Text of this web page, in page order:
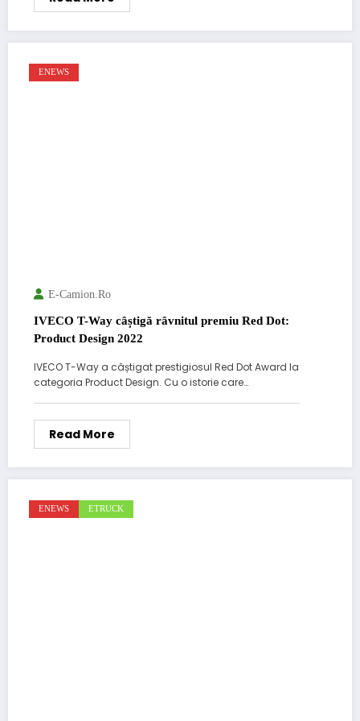
ENEWS
E-Camion.ro
IVECO T-Way câștigă râvnitul premiu Red Dot:
Product Design 2022
IVECO T-Way a câștigat prestigiosul Red Dot Award la
categoria Product Design. Cu o istorie care…
Read More
ENEWS ETRUCK